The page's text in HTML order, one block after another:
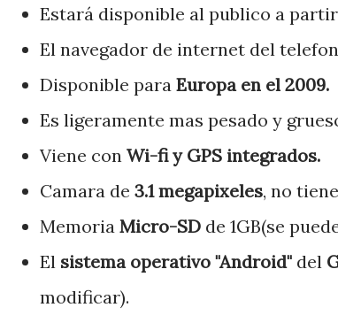
Estará disponible al publico a
El navegador de internet del
Disponible para Europa en el 2009.
Es ligeramente mas pesado y
Viene con Wi-fi y GPS integrados.
Camara de 3.1 megapixeles, no
Memoria Micro-SD de 1GB(se
El sistema operativo "Android" del
modificar).